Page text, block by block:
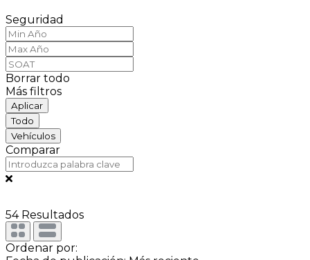
Seguridad
Borrar todo
Más filtros
Aplicar
Todo
Vehículos
Comparar
54Resultados
Ordenar por: